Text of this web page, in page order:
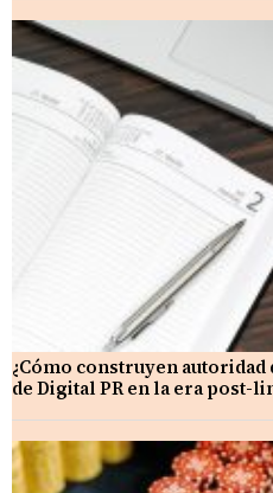
¿Cómo construyen
de Digital PR en la era post-